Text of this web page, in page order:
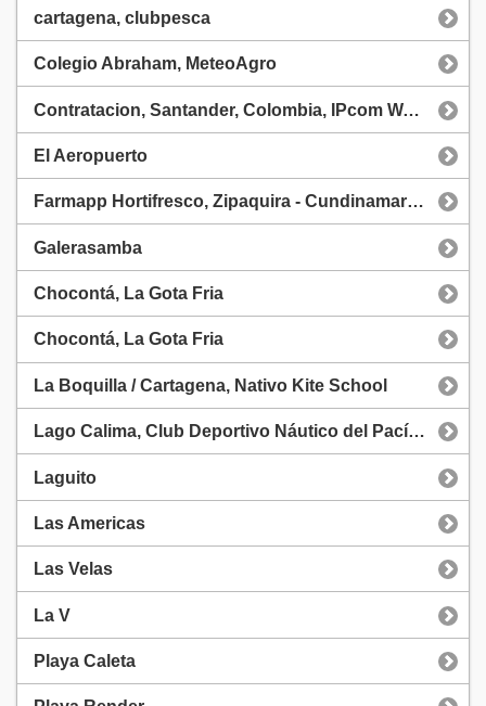
cartagena, clubpesca
Colegio Abraham, MeteoAgro
Contratacion, Santander, Colombia, IPcom Wather Station
El Aeropuerto
Farmapp Hortifresco, Zipaquira - Cundinamarca, Meteoagro
Galerasamba
Chocontá, La Gota Fria
Chocontá, La Gota Fria
La Boquilla / Cartagena, Nativo Kite School
Lago Calima, Club Deportivo Náutico del Pacífico
Laguito
Las Americas
Las Velas
La V
Playa Caleta